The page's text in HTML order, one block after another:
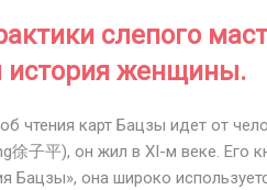
слепого
история женщины.
чтения карт Бацзы идет от
子平), он жил в XI-м веке. Его
Бацзы», она широко